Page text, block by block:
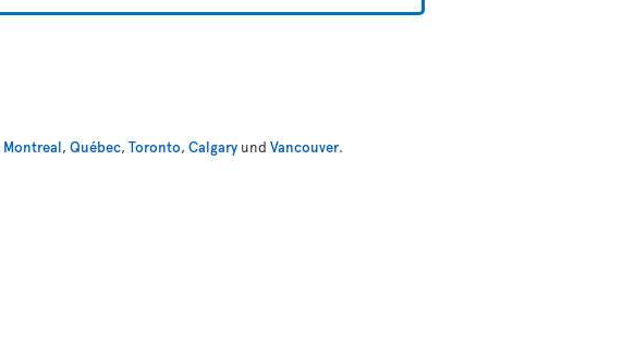
Montreal, Québec, Toronto, Calgary und Vancouver.